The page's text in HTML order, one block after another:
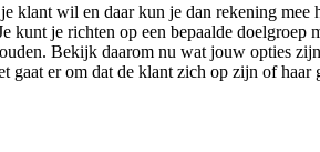
klant wil en daar kun je dan rekening
kunt je richten op een bepaalde
Bekijk daarom nu wat jouw opties
gaat er om dat de klant zich op zijn of